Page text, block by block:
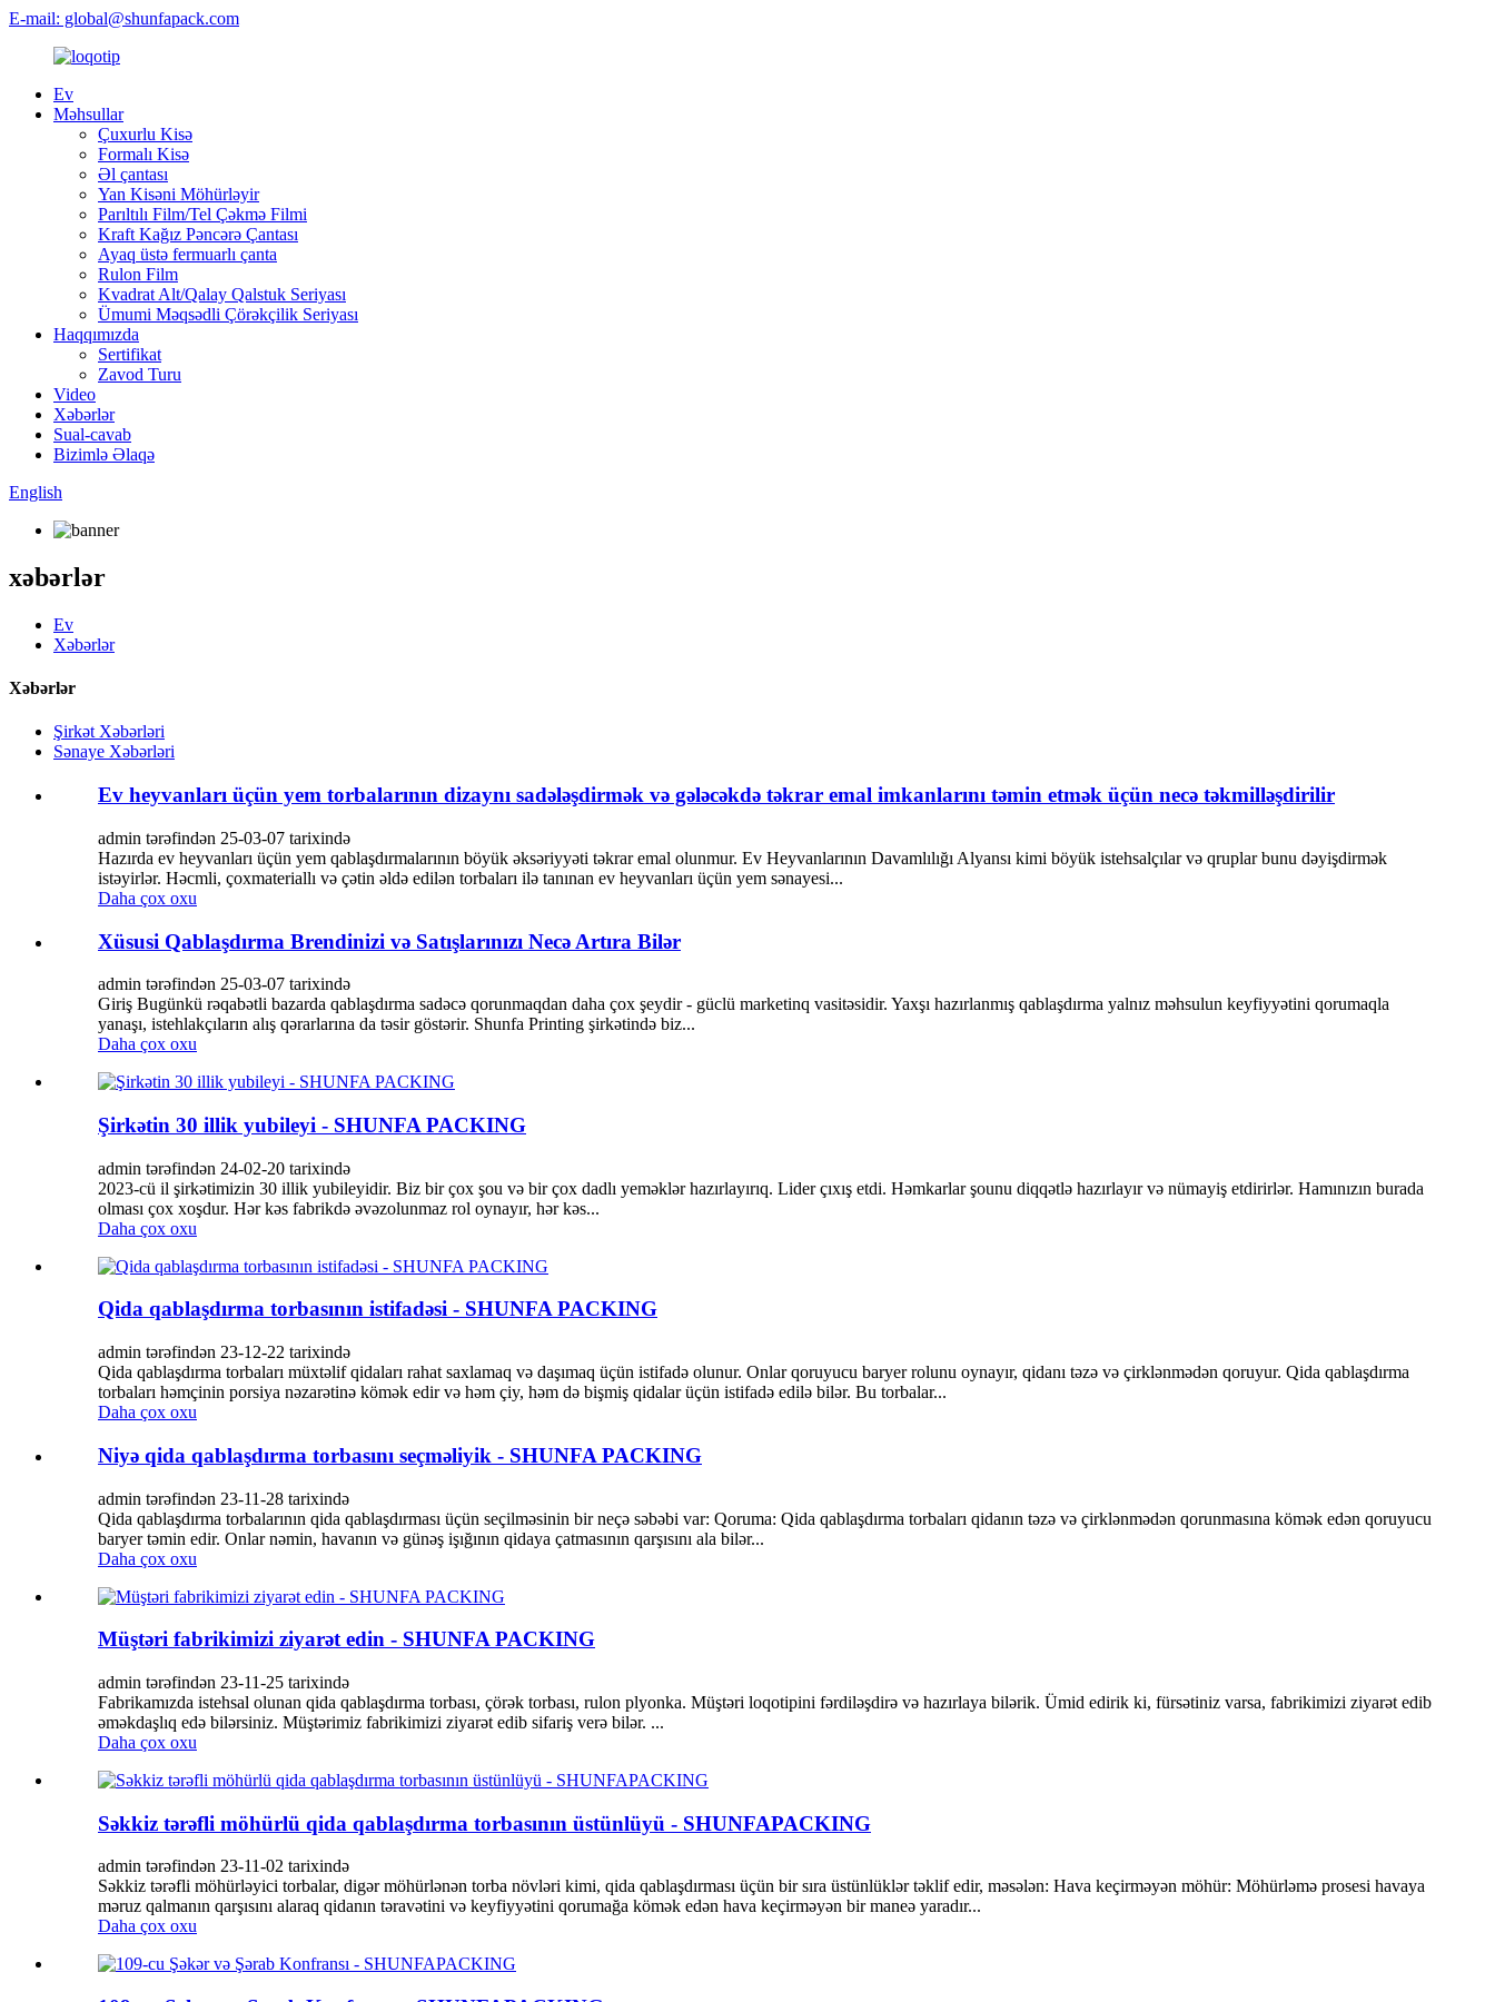
E-mail: global@shunfapack.com
Ev
Məhsullar
Çuxurlu Kisə
Formalı Kisə
Əl çantası
Yan Kisəni Möhürləyir
Parıltılı Film/Tel Çəkmə Filmi
Kraft Kağız Pəncərə Çantası
Ayaq üstə fermuarlı çanta
Rulon Film
Kvadrat Alt/Qalay Qalstuk Seriyası
Ümumi Məqsədli Çörəkçilik Seriyası
Haqqımızda
Sertifikat
Zavod Turu
Video
Xəbərlər
Sual-cavab
Bizimlə Əlaqə
English
xəbərlər
Ev
Xəbərlər
Xəbərlər
Şirkət Xəbərləri
Sənaye Xəbərləri
Ev heyvanları üçün yem torbalarının dizaynı sadələşdirmək və gələcəkdə təkrar emal imkanlarını təmin etmək üçün necə təkmilləşdirilir
admin tərəfindən 25-03-07 tarixində
Hazırda ev heyvanları üçün yem qablaşdırmalarının böyük əksəriyyəti təkrar emal olunmur. Ev Heyvanlarının Davamlılığı Alyansı kimi böyük istehsalçılar və qruplar bunu dəyişdirmək
istəyirlər. Həcmli, çoxmateriallı və çətin əldə edilən torbaları ilə tanınan ev heyvanları üçün yem sənayesi...
Daha çox oxu
Xüsusi Qablaşdırma Brendinizi və Satışlarınızı Necə Artıra Bilər
admin tərəfindən 25-03-07 tarixində
Giriş Bugünkü rəqabətli bazarda qablaşdırma sadəcə qorunmaqdan daha çox şeydir - güclü marketinq vasitəsidir. Yaxşı hazırlanmış qablaşdırma yalnız məhsulun keyfiyyətini qorumaqla
yanaşı, istehlakçıların alış qərarlarına da təsir göstərir. Shunfa Printing şirkətində biz...
Daha çox oxu
Şirkətin 30 illik yubileyi - SHUNFA PACKING
admin tərəfindən 24-02-20 tarixində
2023-cü il şirkətimizin 30 illik yubileyidir. Biz bir çox şou və bir çox dadlı yeməklər hazırlayırıq. Lider çıxış etdi. Həmkarlar şounu diqqətlə hazırlayır və nümayiş etdirirlər. Hamınızın burada
olması çox xoşdur. Hər kəs fabrikdə əvəzolunmaz rol oynayır, hər kəs...
Daha çox oxu
Qida qablaşdırma torbasının istifadəsi - SHUNFA PACKING
admin tərəfindən 23-12-22 tarixində
Qida qablaşdırma torbaları müxtəlif qidaları rahat saxlamaq və daşımaq üçün istifadə olunur. Onlar qoruyucu baryer rolunu oynayır, qidanı təzə və çirklənmədən qoruyur. Qida qablaşdırma
torbaları həmçinin porsiya nəzarətinə kömək edir və həm çiy, həm də bişmiş qidalar üçün istifadə edilə bilər. Bu torbalar...
Daha çox oxu
Niyə qida qablaşdırma torbasını seçməliyik - SHUNFA PACKING
admin tərəfindən 23-11-28 tarixində
Qida qablaşdırma torbalarının qida qablaşdırması üçün seçilməsinin bir neçə səbəbi var: Qoruma: Qida qablaşdırma torbaları qidanın təzə və çirklənmədən qorunmasına kömək edən qoruyucu
baryer təmin edir. Onlar nəmin, havanın və günəş işığının qidaya çatmasının qarşısını ala bilər...
Daha çox oxu
Müştəri fabrikimizi ziyarət edin - SHUNFA PACKING
admin tərəfindən 23-11-25 tarixində
Fabrikamızda istehsal olunan qida qablaşdırma torbası, çörək torbası, rulon plyonka. Müştəri loqotipini fərdiləşdirə və hazırlaya bilərik. Ümid edirik ki, fürsətiniz varsa, fabrikimizi ziyarət edib
əməkdaşlıq edə bilərsiniz. Müştərimiz fabrikimizi ziyarət edib sifariş verə bilər. ...
Daha çox oxu
Səkkiz tərəfli möhürlü qida qablaşdırma torbasının üstünlüyü - SHUNFAPACKING
admin tərəfindən 23-11-02 tarixində
Səkkiz tərəfli möhürləyici torbalar, digər möhürlənən torba növləri kimi, qida qablaşdırması üçün bir sıra üstünlüklər təklif edir, məsələn: Hava keçirməyən möhür: Möhürləmə prosesi havaya
məruz qalmanın qarşısını alaraq qidanın təravətini və keyfiyyətini qorumağa kömək edən hava keçirməyən bir maneə yaradır...
Daha çox oxu